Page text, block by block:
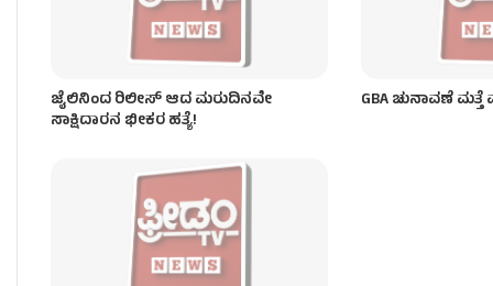
ಜೈಲಿನಿಂದ ರಿಲೀಸ್ ಆದ ಮರುದಿನವೇ
ಸಾಕ್ಷಿದಾರನ ಭೀಕರ ಹತ್ಯೆ!
GBA ಚುನಾವಣೆ